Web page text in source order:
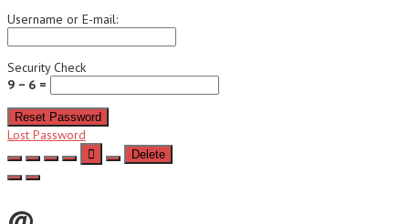
Username or E-mail:
Security Check
9 − 6 =
Reset Password
Lost Password
Delete